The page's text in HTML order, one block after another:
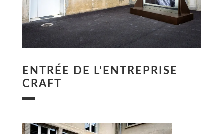
ENTRÉE DE L’ENTREPRISE
CRAFT